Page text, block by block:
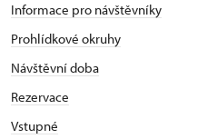
Informace pro návštěvníky
Prohlídkové okruhy
Návštěvní doba
Rezervace
Vstupné